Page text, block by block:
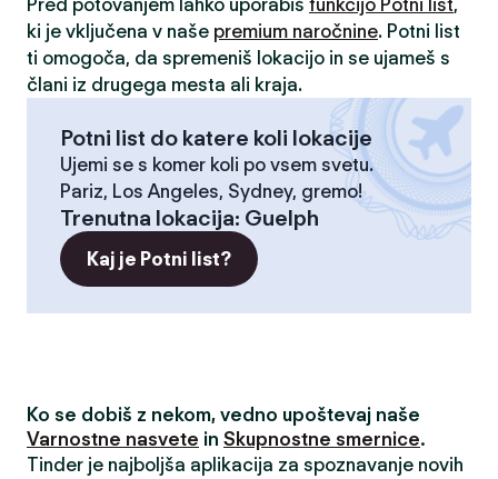
Pred potovanjem lahko uporabiš funkcijo Potni list,
ki je vključena v naše premium naročnine. Potni list
ti omogoča, da spremeniš lokacijo in se ujameš s
člani iz drugega mesta ali kraja.
Potni list do katere koli lokacije
Ujemi se s komer koli po vsem svetu.
Pariz, Los Angeles, Sydney, gremo!
Trenutna lokacija: Guelph
Kaj je Potni list?
Ko se dobiš z nekom, vedno upoštevaj naše
Varnostne nasvete in Skupnostne smernice.
Tinder je najboljša aplikacija za spoznavanje novih